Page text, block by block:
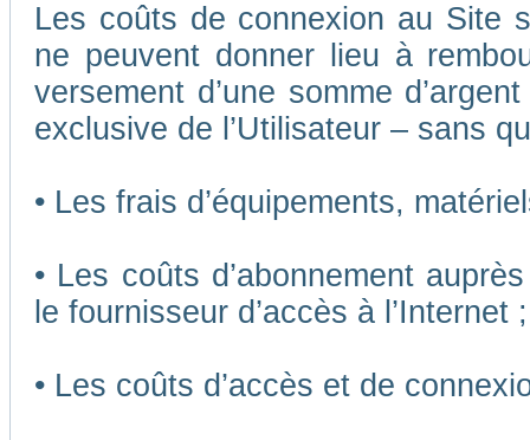
Les coûts de connexion au Site
ne peuvent donner lieu à
versement d’une somme
exclusive de l’Utilisateur – sans
• Les frais d’équipements,
• Les coûts d’abonnement
le fournisseur d’accès à l’Internet ;
• Les coûts d’accès et de